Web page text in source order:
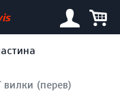
(перев)